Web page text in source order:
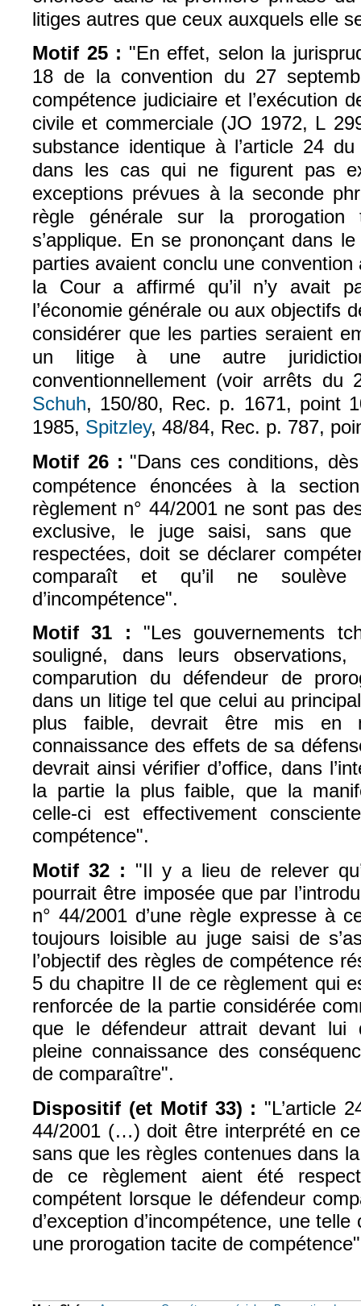
litiges autres que ceux auxquels elle
Motif 25 : "En effet, selon la
18 de la convention du 27
compétence judiciaire et l’exécution
civile et commerciale (JO 1972, L
substance identique à l’article 24
dans les cas qui ne figurent pas
exceptions prévues à la seconde
règle générale sur la prorogation
s’applique. En se prononçant dans
parties avaient conclu une
la Cour a affirmé qu’il n’y avait
l’économie générale ou aux objectifs
considérer que les parties seraient
un litige à une autre
conventionnellement (voir arrêts
Schuh, 150/80, Rec. p. 1671, point
1985, Spitzley, 48/84, Rec. p. 787,
Motif 26 : "Dans ces conditions,
compétence énoncées à la
règlement n° 44/2001 ne sont pas
exclusive, le juge saisi, sans que
respectées, doit se déclarer
comparaît et qu’il ne
d’incompétence".
Motif 31 : "Les gouvernements
souligné, dans leurs
comparution du défendeur de
dans un litige tel que celui au
plus faible, devrait être mis en
connaissance des effets de sa
devrait ainsi vérifier d’office, dans
la partie la plus faible, que la
celle-ci est effectivement
compétence".
Motif 32 : "Il y a lieu de relever
pourrait être imposée que par
n° 44/2001 d’une règle expresse à
toujours loisible au juge saisi de
l’objectif des règles de compétence
5 du chapitre II de ce règlement qui
renforcée de la partie considérée
que le défendeur attrait devant lui
pleine connaissance des
de comparaître".
Dispositif (et Motif 33) : "L’article
44/2001 (…) doit être interprété en
sans que les règles contenues dans
de ce règlement aient été
compétent lorsque le défendeur
d’exception d’incompétence, une
une prorogation tacite de